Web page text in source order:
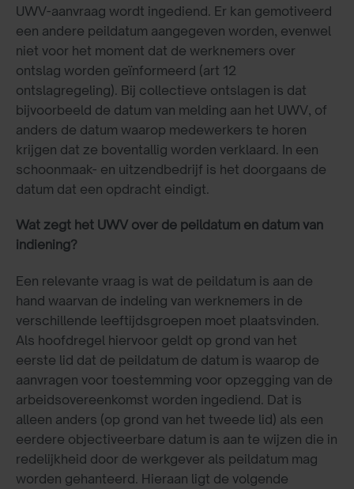
UWV-aanvraag wordt ingediend. Er kan gemotiveerd
een andere peildatum aangegeven worden, evenwel
niet voor het moment dat de werknemers over
ontslag worden geïnformeerd (art 12
ontslagregeling). Bij collectieve ontslagen is dat
bijvoorbeeld de datum van melding aan het UWV, of
anders de datum waarop medewerkers te horen
krijgen dat ze boventallig worden verklaard. In een
schoonmaak- en uitzendbedrijf is het doorgaans de
datum dat een opdracht eindigt.
Wat zegt het UWV over de peildatum en datum van
indiening?
Een relevante vraag is wat de peildatum is aan de
hand waarvan de indeling van werknemers in de
verschillende leeftijdsgroepen moet plaatsvinden.
Als hoofdregel hiervoor geldt op grond van het
eerste lid dat de peildatum de datum is waarop de
aanvragen voor toestemming voor opzegging van de
arbeidsovereenkomst worden ingediend. Dat is
alleen anders (op grond van het tweede lid) als een
eerdere objectiveerbare datum is aan te wijzen die in
redelijkheid door de werkgever als peildatum mag
worden gehanteerd. Hieraan ligt de volgende